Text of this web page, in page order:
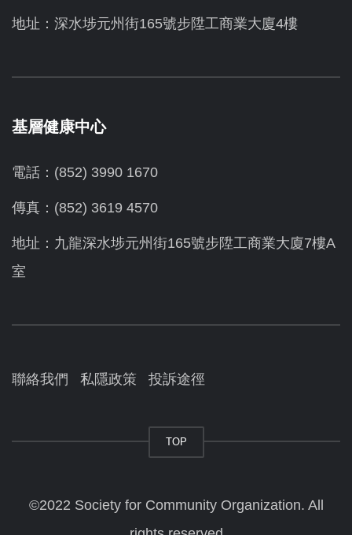
地址：深水埗元州街165號步陞工商業大廈4樓
基層健康中心
電話：(852) 3990 1670
傳真：(852) 3619 4570
地址：九龍深水埗元州街165號步陞工商業大廈7樓A
室
聯絡我們 私隱政策 投訴途徑
TOP
©2022 Society for Community Organization. All